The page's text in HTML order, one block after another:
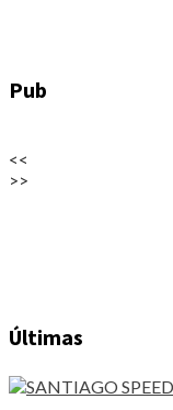
Pub
<<
>>
Últimas